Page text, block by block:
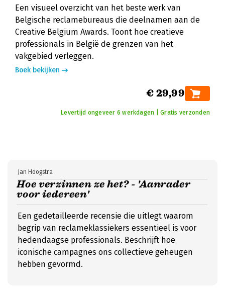
Een visueel overzicht van het beste werk van
Belgische reclamebureaus die deelnamen aan de
Creative Belgium Awards. Toont hoe creatieve
professionals in België de grenzen van het
vakgebied verleggen.
Boek bekijken
€ 29,99
Levertijd ongeveer 6 werkdagen | Gratis verzonden
Hoe verzinnen ze het? - 'Aanrader
voor iedereen'
Jan Hoogstra
Een gedetailleerde recensie die uitlegt waarom
begrip van reclameklassiekers essentieel is voor
hedendaagse professionals. Beschrijft hoe
iconische campagnes ons collectieve geheugen
hebben gevormd.